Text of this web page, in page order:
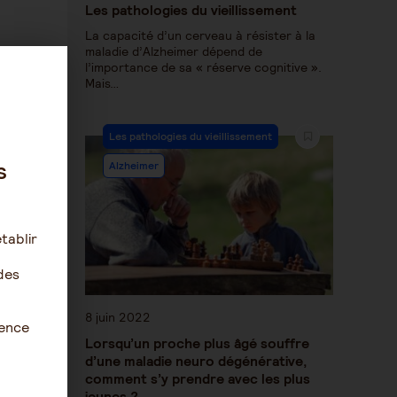
Les pathologies du vieillissement
La capacité d’un cerveau à résister à la
maladie d’Alzheimer dépend de
l’importance de sa « réserve cognitive ».
Mais…
Les pathologies du vieillissement
Alzheimer
8 juin 2022
Lorsqu’un proche plus âgé souffre
d’une maladie neuro dégénérative,
comment s’y prendre avec les plus